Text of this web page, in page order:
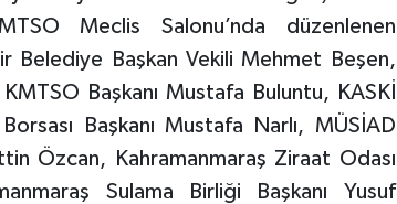
Meclis Salonu’nda düzenlenen
Belediye Başkan Vekili Mehmet Beşen,
Başkanı Mustafa Buluntu, KASKİ
Başkanı Mustafa Narlı, MÜSİAD
Özcan, Kahramanmaraş Ziraat Odası
Sulama Birliği Başkanı Yusuf